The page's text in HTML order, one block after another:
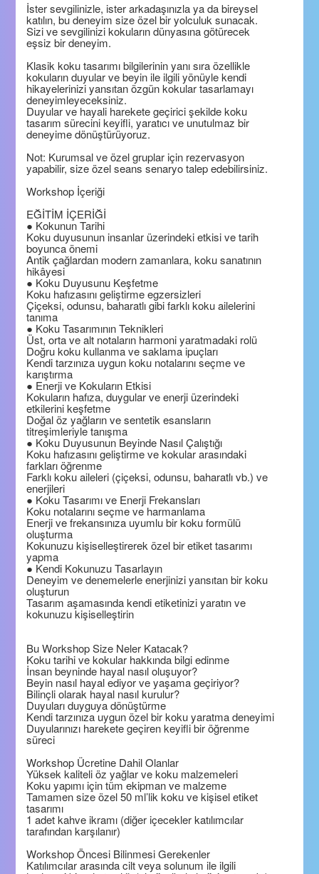
İster sevgilinizle, ister arkadaşınızla ya da bireysel
katılın, bu deneyim size özel bir yolculuk sunacak.
Sizi ve sevgilinizi kokuların dünyasına götürecek
eşsiz bir deneyim.
Klasik koku tasarımı bilgilerinin yanı sıra özellikle
kokuların duyular ve beyin ile ilgili yönüyle kendi
hikayelerinizi yansıtan özgün kokular tasarlamayı
deneyimleyeceksiniz.
Duyular ve hayali harekete geçirici şekilde koku
tasarım sürecini keyifli, yaratıcı ve unutulmaz bir
deneyime dönüştürüyoruz.
Not: Kurumsal ve özel gruplar için rezervasyon
yapabilir, size özel seans senaryo talep edebilirsiniz.
Workshop İçeriği
EĞİTİM İÇERİĞİ
● Kokunun Tarihi
Koku duyusunun insanlar üzerindeki etkisi ve tarih
boyunca önemi
Antik çağlardan modern zamanlara, koku sanatının
hikâyesi
● Koku Duyusunu Keşfetme
Koku hafızasını geliştirme egzersizleri
Çiçeksi, odunsu, baharatlı gibi farklı koku ailelerini
tanıma
● Koku Tasarımının Teknikleri
Üst, orta ve alt notaların harmoni yaratmadaki rolü
Doğru koku kullanma ve saklama ipuçları
Kendi tarzınıza uygun koku notalarını seçme ve
karıştırma
● Enerji ve Kokuların Etkisi
Kokuların hafıza, duygular ve enerji üzerindeki
etkilerini keşfetme
Doğal öz yağların ve sentetik esansların
titreşimleriyle tanışma
● Koku Duyusunun Beyinde Nasıl Çalıştığı
Koku hafızasını geliştirme ve kokular arasındaki
farkları öğrenme
Farklı koku aileleri (çiçeksi, odunsu, baharatlı vb.) ve
enerjileri
● Koku Tasarımı ve Enerji Frekansları
Koku notalarını seçme ve harmanlama
Enerji ve frekansınıza uyumlu bir koku formülü
oluşturma
Kokunuzu kişiselleştirerek özel bir etiket tasarımı
yapma
● Kendi Kokunuzu Tasarlayın
Deneyim ve denemelerle enerjinizi yansıtan bir koku
oluşturun
Tasarım aşamasında kendi etiketinizi yaratın ve
kokunuzu kişiselleştirin
Bu Workshop Size Neler Katacak?
Koku tarihi ve kokular hakkında bilgi edinme
İnsan beyninde hayal nasıl oluşuyor?
Beyin nasıl hayal ediyor ve yaşama geçiriyor?
Bilinçli olarak hayal nasıl kurulur?
Duyuları duyguya dönüştürme
Kendi tarzınıza uygun özel bir koku yaratma deneyimi
Duyularınızı harekete geçiren keyifli bir öğrenme
süreci
Workshop Ücretine Dahil Olanlar
Yüksek kaliteli öz yağlar ve koku malzemeleri
Koku yapımı için tüm ekipman ve malzeme
Tamamen size özel 50 ml’lik koku ve kişisel etiket
tasarımı
1 adet kahve ikramı (diğer içecekler katılımcılar
tarafından karşılanır)
Workshop Öncesi Bilinmesi Gerekenler
Katılımcılar arasında cilt veya solunum ile ilgili